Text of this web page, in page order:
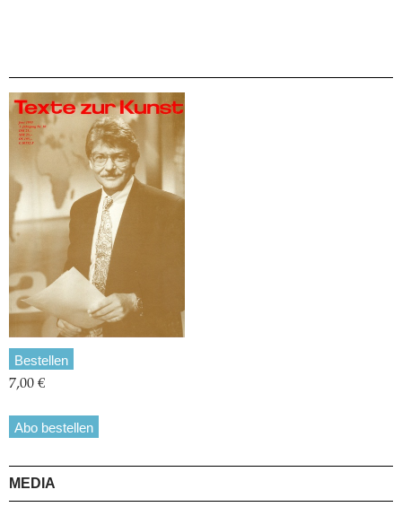
Bestellen
7,00 €
Abo bestellen
MEDIA